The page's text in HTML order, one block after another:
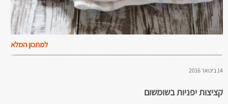
למתכון המלא
14 בינואר 2016
קציצות יפניות בשומשום